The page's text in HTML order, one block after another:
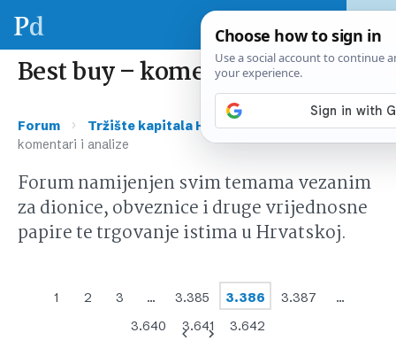
Best buy – komentari i analize
Forum › Tržište kapitala Hrvatska ›
Best buy –
komentari i analize
Forum namijenjen svim temama vezanim
za dionice, obveznice i druge vrijednosne
papire te trgovanje istima u Hrvatskoj.
1 2 3 … 3.385 3.386 3.387
…
3.640
3.641 3.642